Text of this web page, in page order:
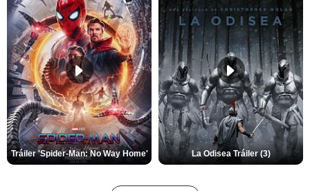
Tráiler 'Spider-Man: No Way Home' La Odisea Tráiler (3)